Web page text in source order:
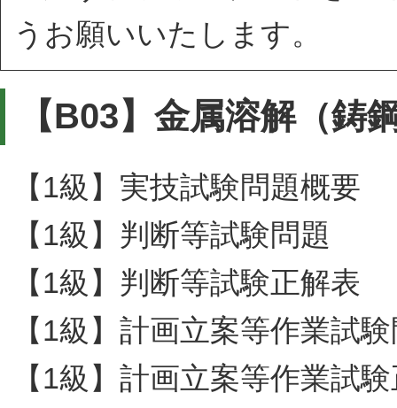
うお願いいたします。
【B03】金属溶解（鋳
【1級】実技試験問題概要
【1級】判断等試験問題
【1級】判断等試験正解表
【1級】計画立案等作業試
【1級】計画立案等作業試